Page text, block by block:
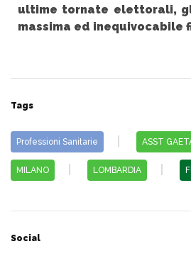
ultime tornate elettorali,
massima ed inequivocabile
Tags
Professioni Sanitarie ASST
MILANO LOMBARDIA
Social